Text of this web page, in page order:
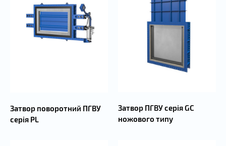
Затвор поворотний ПГВУ
серія PL
Затвор ПГВУ серія GC
ножового типу